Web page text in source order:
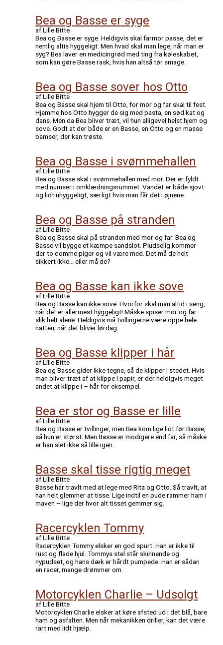
Bea og Basse er syge
af Lille Bitte
Bea og Basse er syge. Heldigvis skal farmor passe, det er
nemlig altis hyggeligt. Men hvad skal man lege, når man er
syg? Bea laver en medicingrød med ting fra køleskabet,
som kan gøre Basse rask, hvis han altså tør smage.
Bea og Basse sover hos Otto
af Lille Bitte
Bea og Basse skal hjem til Otto, for mor og far skal til fest.
Hjemme hos Otto hygger de sig med pasta, en sød kat og
dans. Men da Bea bliver træt, vil hun alligevel helst hjem og
sove. Godt at der både er en Basse, en Otto og en masse
bamser, der kan trøste.
Bea og Basse i svømmehallen
af Lille Bitte
Bea og Basse skal i svømmehallen med mor. Der er fyldt
med numser i omklædningsrummet. Vandet er både sjovt
og lidt uhyggeligt, særligt hvis man får det i øjnene.
Bea og Basse på stranden
af Lille Bitte
Bea og Basse skal på stranden med mor og far. Bea og
Basse vil bygge et kæmpe sandslot. Pludselig kommer
der to domme piger og vil være med. Det må de helt
sikkert ikke… eller må de?
Bea og Basse kan ikke sove
af Lille Bitte
Bea og Basse kan ikke sove. Hvorfor skal man altid i seng,
når det er allermest hyggeligt! Måske spiser mor og far
slik helt alene. Heldigvis må tvillingerne være oppe hele
natten, når det bliver lørdag.
Bea og Basse klipper i hår
af Lille Bitte
Bea og Basse gider ikke tegne, så de klipper i stedet. Hvis
man bliver træt af at klippe i papir, er der heldigvis meget
andet at klippe i – hår for eksempel.
Bea er stor og Basse er lille
af Lille Bitte
Bea og Basse er tvillinger, men Bea kom lige lidt før Basse,
så hun er størst. Men Basse er modigere end far, så måske
er han slet ikke så lille igen.
Basse skal tisse rigtig meget
af Lille Bitte
Basse har travlt med at lege med Rita og Otto. Så travlt, at
han helt glemmer at tisse. Lige indtil en pude rammer ham i
maven – lige der hvor alt tisset gemmer sig.
Racercyklen Tommy
af Lille Bitte
Racercyklen Tommy elsker en god spurt. Han er ikke til
rust og flade hjul. Tommys stel står skinnende og
nypudset, og hans dæk er hårdt pumpede. Han er sådan
en racer, mange drømmer om.
Motorcyklen Charlie – Udsolgt
af Lille Bitte
Motorcyklen Charlie elsker at køre afsted ud i det blå, bare
ham og asfalten. Men når mekanikken driller, kan det være
rart med lidt hjælp.